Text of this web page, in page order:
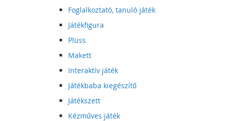
Foglalkoztató, tanuló játék
Játékfigura
Plüss
Makett
Interaktív játék
Játékbaba kiegészítő
Játékszett
Kézműves játék